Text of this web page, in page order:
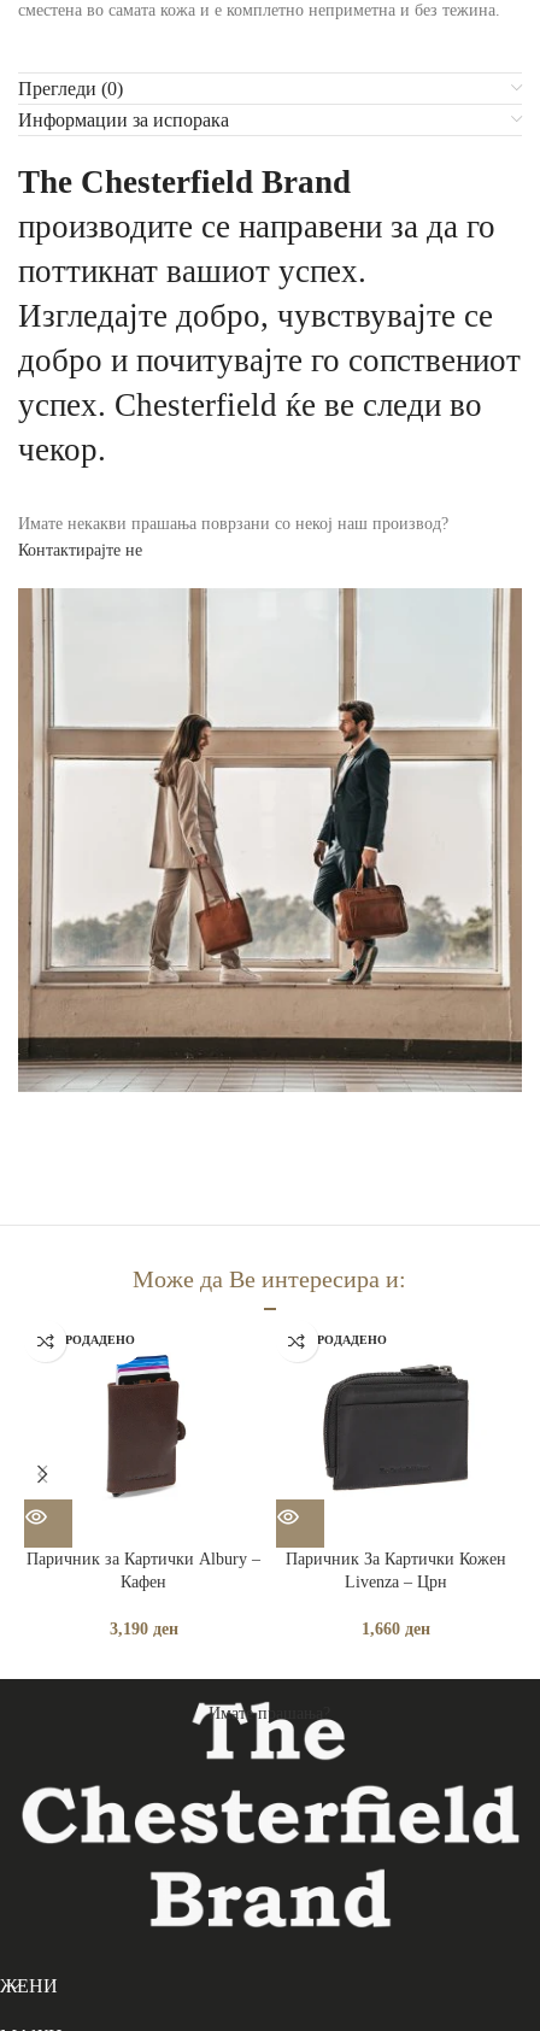
сместена во самата кожа и е комплетно неприметна и без тежина.
Прегледи (0)
Информации за испорака
The Chesterfield Brand
производите се направени за да го
поттикнат вашиот успех.
Изгледајте добро, чувствувајте се
добро и почитувајте го сопствениот
успех. Chesterfield ќе ве следи во
чекор.
Имате некакви прашања поврзани со некој наш производ?
Контактирајте не
Може да Ве интересира и:
РАСПРОДАДЕНО
Паричник за Картички Albury –
Кафен
3,190 ден
РАСПРОДАДЕНО
Паричник За Картички Кожен
Livenza – Црн
1,660 ден
Имате прашања?
ЖЕНИ